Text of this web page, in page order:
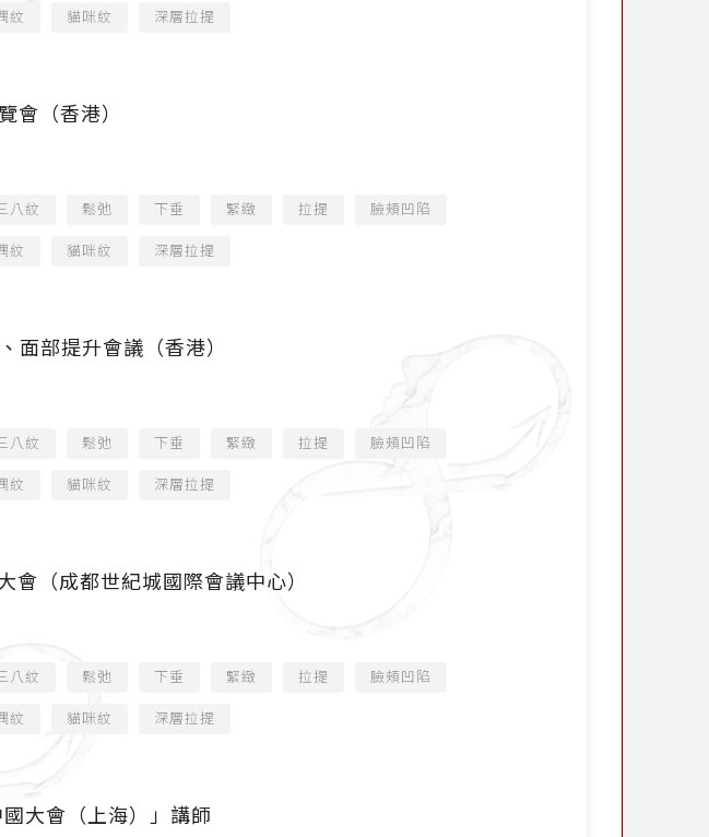
紋 貓咪紋 深層拉提
會（香港）
八紋 鬆弛 下垂 緊緻 拉提 臉頰凹陷
紋 貓咪紋 深層拉提
面部提升會議（香港）
八紋 鬆弛 下垂 緊緻 拉提 臉頰凹陷
紋 貓咪紋 深層拉提
會（成都世紀城國際會議中心）
八紋 鬆弛 下垂 緊緻 拉提 臉頰凹陷
紋 貓咪紋 深層拉提
大會（上海）」講師